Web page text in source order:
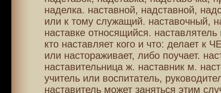
наделка. наставной, надставной,
или к тому служащий. наставочный,
наставке относящийся.
кто наставляет кого и что: делает к
или настораживает, либо поучает.
наставительница ж. наставник м.
учитель или воспитатель,
наставитель может заняться этим